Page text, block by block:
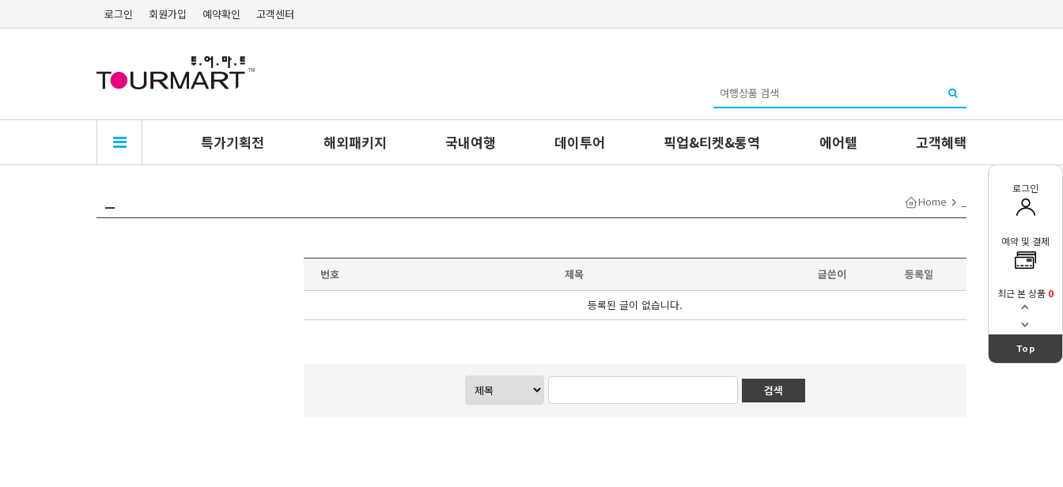
로그인 회원가입 예약확인 고객센터
특가기획전 해외패키지 국내여행 데이투어 픽업&티켓&통역 에어텔 고객혜택
Home
번호 제목 글쓴이 등록일
등록된 글이 없습니다.
로그인
예약 및 결제
최근 본 상품 0
Top